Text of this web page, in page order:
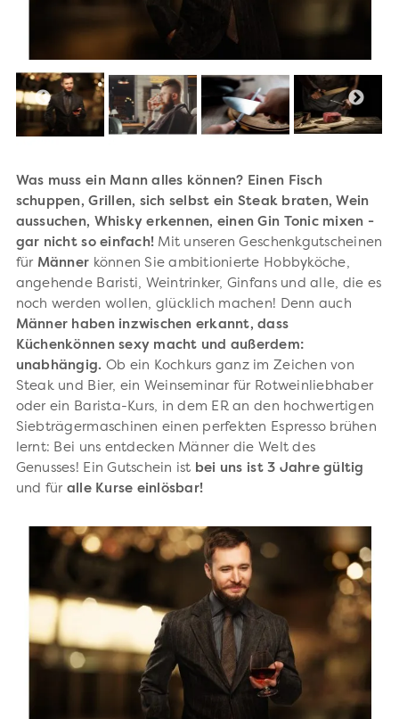
Was muss ein Mann alles können? Einen Fisch
schuppen, Grillen, sich selbst ein Steak braten, Wein
aussuchen, Whisky erkennen, einen Gin Tonic mixen -
gar nicht so einfach! Mit unseren Geschenkgutscheinen
für Männer können Sie ambitionierte Hobbyköche,
angehende Baristi, Weintrinker, Ginfans und alle, die es
noch werden wollen, glücklich machen! Denn auch
Männer haben inzwischen erkannt, dass
Küchenkönnen sexy macht und außerdem:
unabhängig. Ob ein Kochkurs ganz im Zeichen von
Steak und Bier, ein Weinseminar für Rotweinliebhaber
oder ein Barista-Kurs, in dem ER an den hochwertigen
Siebträgermaschinen einen perfekten Espresso brühen
lernt: Bei uns entdecken Männer die Welt des
Genusses! Ein Gutschein ist bei uns ist 3 Jahre gültig
und für alle Kurse einlösbar!